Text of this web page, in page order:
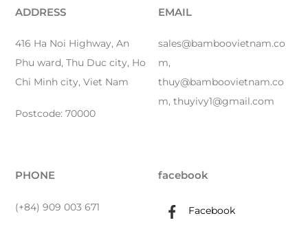
ADDRESS
416 Ha Noi Highway, An
Phu ward, Thu Duc city, Ho
Chi Minh city, Viet Nam
Postcode: 70000
EMAIL
sales@bamboovietnam.co
m,
thuy@bamboovietnam.co
m, thuyivy1@gmail.com
PHONE
(+84) 909 003 671
facebook
Facebook